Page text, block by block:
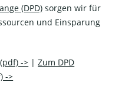
(DPD) sorgen wir für
und Einsparung
-> |Zum DPD
->